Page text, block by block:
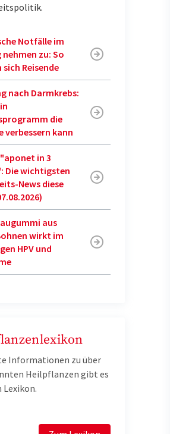
.
Notfälle im
nehmen zu: So
Reisende
nach Darmkrebs:
die
verbessern kann
in 3
Die wichtigsten
News diese
aus
wirkt im
HPV und
Informationen zu über
Heilpflanzen gibt es
Lexikon.